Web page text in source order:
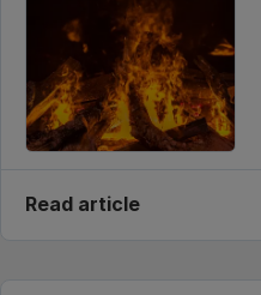
Read article